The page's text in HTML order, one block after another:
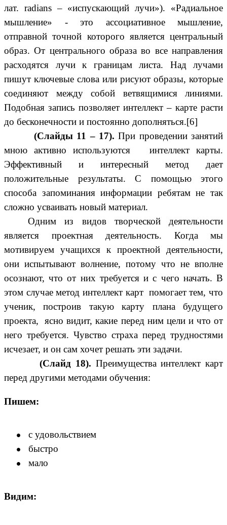
лат. radians – «испускающий лучи»). «Радиальное
мышление» - это ассоциативное мышление,
отправной точной которого является центральный
образ. От центрального образа во все направления
расходятся лучи к границам листа. Над лучами
пишут ключевые слова или рисуют образы, которые
соединяют между собой ветвящимися линиями.
Подобная запись позволяет интеллект – карте расти
до бесконечности и постоянно дополняться.[6]
(Слайды 11 – 17). При проведении занятий
мною активно используются интеллект карты.
Эффективный и интересный метод дает
положительные результаты. С помощью этого
способа запоминания информации ребятам не так
сложно усваивать новый материал.
Одним из видов творческой деятельности
является проектная деятельность. Когда мы
мотивируем учащихся к проектной деятельности,
они испытывают волнение, потому что не вполне
осознают, что от них требуется и с чего начать. В
этом случае метод интеллект карт помогает тем, что
ученик, построив такую карту плана будущего
проекта, ясно видит, какие перед ним цели и что от
него требуется. Чувство страха перед трудностями
исчезает, и он сам хочет решать эти задачи.
(Слайд 18). Преимущества интеллект карт
перед другими методами обучения:
Пишем:
с удовольствием
быстро
мало
Видим: